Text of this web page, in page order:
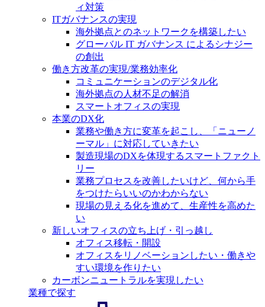
ィ対策
ITガバナンスの実現
海外拠点とのネットワークを構築したい
グローバル IT ガバナンス によるシナジー
の創出
働き方改革の実現/業務効率化
コミュニケーションのデジタル化
海外拠点の人材不足の解消
スマートオフィスの実現
本業のDX化
業務や働き方に変革を起こし、「ニューノ
ーマル」に対応していきたい
製造現場のDXを体現するスマートファクト
リー
業務プロセスを改善したいけど、何から手
をつけたらいいのかわからない
現場の見える化を進めて、生産性を高めた
い
新しいオフィスの立ち上げ・引っ越し
オフィス移転・開設
オフィスをリノベーションしたい・働きや
すい環境を作りたい
カーボンニュートラルを実現したい
業種で探す